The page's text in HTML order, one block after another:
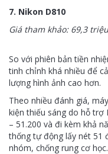
7. Nikon D810
Giá tham khảo: 69,3
So với phiên bản tiền
tinh chỉnh khá nhiều để
lượng hình ảnh cao hơn.
Theo nhiều đánh giá,
kiện thiếu sáng do hỗ trợ
– 51.200 và đi kèm khả
thống tự động lấy nét 51
nhóm, chống rung cơ học.